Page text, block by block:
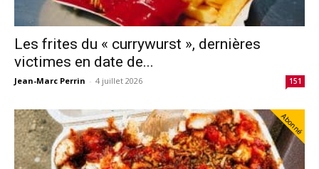
Les frites du « currywurst », dernières
victimes en date de...
Jean-Marc Perrin - 4 juillet 2026 151
Abonné